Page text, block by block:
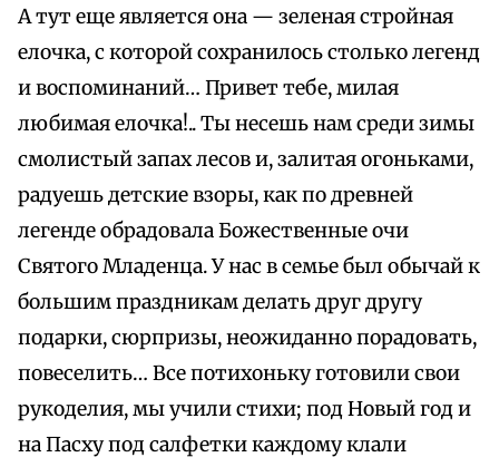
А тут еще является она — зеленая стройная
елочка, с которой сохранилось столько легенд
и воспоминаний… Привет тебе, милая
любимая елочка!.. Ты несешь нам среди зимы
смолистый запах лесов и, залитая огоньками,
радуешь детские взоры, как по древней
легенде обрадовала Божественные очи
Святого Младенца. У нас в семье был обычай к
большим праздникам делать друг другу
подарки, сюрпризы, неожиданно порадовать,
повеселить… Все потихоньку готовили свои
рукоделия, мы учили стихи; под Новый год и
на Пасху под салфетки каждому клали